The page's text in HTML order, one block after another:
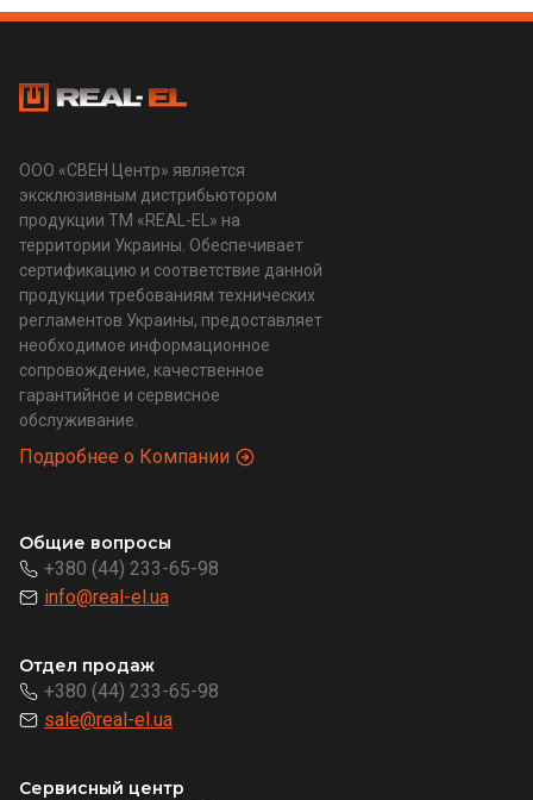
ООО «СВЕН Центр» является
эксклюзивным дистрибьютором
продукции ТМ «REAL-EL» на
территории Украины. Обеспечивает
сертификацию и соответствие данной
продукции требованиям технических
регламентов Украины, предоставляет
необходимое информационное
сопровождение, качественное
гарантийное и сервисное
обслуживание.
Подробнее о Компании
Общие вопросы
+380 (44) 233-65-98
info@real-el.ua
Отдел продаж
+380 (44) 233-65-98
sale@real-el.ua
Сервисный центр